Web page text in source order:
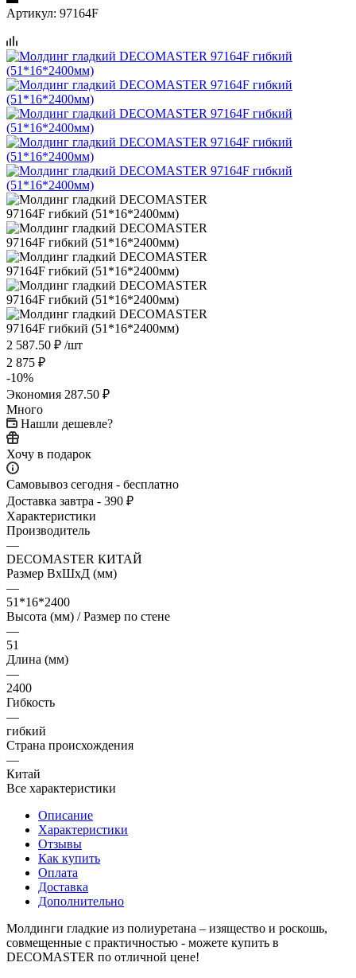
Артикул: 97164F
2 587.50 ₽ /шт
2 875 ₽
-10%
Экономия 287.50 ₽
Много
Нашли дешевле?
Хочу в подарок
Самовывоз сегодня - бесплатно
Доставка завтра - 390 ₽
Характеристики
Производитель
—
DECOMASTER КИТАЙ
Размер ВхШхД (мм)
—
51*16*2400
Высота (мм) / Размер по стене
—
51
Длина (мм)
—
2400
Гибкость
—
гибкий
Страна происхождения
—
Китай
Все характеристики
Описание
Характеристики
Отзывы
Как купить
Оплата
Доставка
Дополнительно
Молдинги гладкие из полиуретана – изящество и роскошь,
совмещенные с практичностью - можете купить в
DECOMASTER по отличной цене!